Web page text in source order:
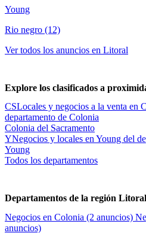
Young
Rio negro (12)
Ver todos los anuncios en Litoral
Explore los clasificados a
CSLocales y negocios a la venta en
departamento de Colonia
Colonia del Sacramento
YNegocios y locales en Young del
Young
Todos los departamentos
Departamentos de la región Litoral
Negocios en Colonia (2 anuncios)
anuncios)